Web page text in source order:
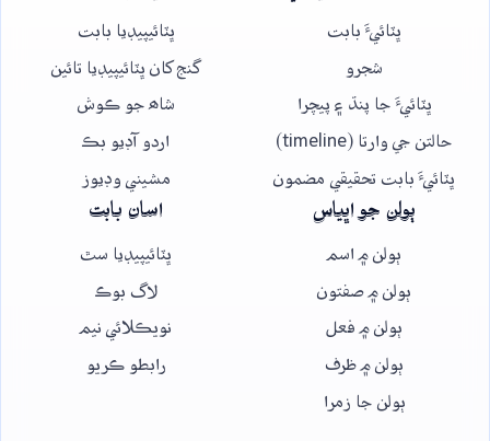
ڀٽائيءَ بابت
شجرو
ڀٽائيءَ جا پنڌ ۽ پيچرا
حالتن جي وارتا (timeline)
ڀٽائيءَ بابت تحقيقي مضمون
ڀٽائيپيڊيا بابت
گنج کان ڀٽائيپيڊيا تائين
شاھ جو ڪوش
اردو آڊيو بڪ
مشيني وڊيوز
ٻولن جو اڀياس
ٻولن ۾ اسم
ٻولن ۾ صفتون
ٻولن ۾ فعل
ٻولن ۾ ظرف
ٻولن جا زمرا
اسان بابت
ڀٽائيپيڊيا سٿ
لاگ بوڪ
نويڪلائي نيم
رابطو ڪريو